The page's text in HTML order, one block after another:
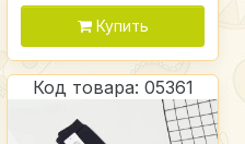
Купить
Код товара: 05361